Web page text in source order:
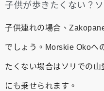
子供が歩きたくない？
子供連れの場合、
でしょう。Morskie Okoへ
たくない場合はソリでの
にも乗せられます。